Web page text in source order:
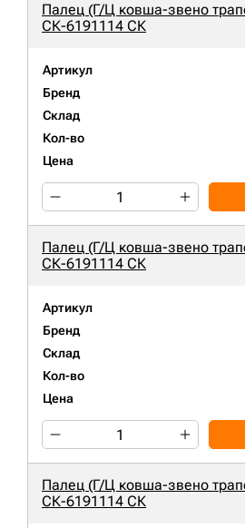
Палец (Г/Ц ковша-звено
СК-6191114 СК
Артикул
Бренд
Склад
Кол-во
Цена
Палец (Г/Ц ковша-звено
СК-6191114 СК
Артикул
Бренд
Склад
Кол-во
Цена
Палец (Г/Ц ковша-звено
СК-6191114 СК